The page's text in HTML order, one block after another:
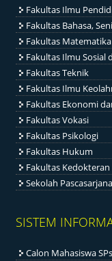
Fakultas Ilmu
Fakultas Bahasa,
Fakultas
Fakultas Ilmu Sosial
Fakultas Teknik
Fakultas Ilmu
Fakultas Ekonomi
Fakultas Vokasi
Fakultas Psikologi
Fakultas Hukum
Fakultas Kedokteran
Sekolah Pascasarjana
SISTEM
Calon Mahasiswa